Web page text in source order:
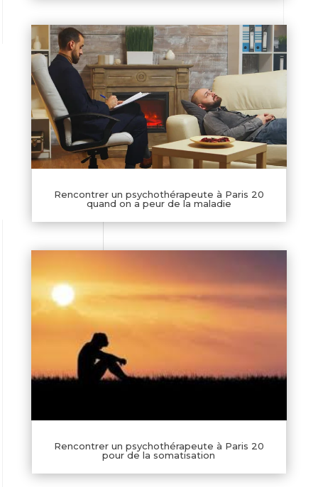
Rencontrer un psychothérapeute à Paris 20
quand on a peur de la maladie
Rencontrer un psychothérapeute à Paris 20
pour de la somatisation